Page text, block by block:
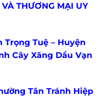
THƯƠNG MẠI UY
Trọng Tuệ – Huyện
Cây Xăng Dầu Vạn
Tân Tránh Hiệp